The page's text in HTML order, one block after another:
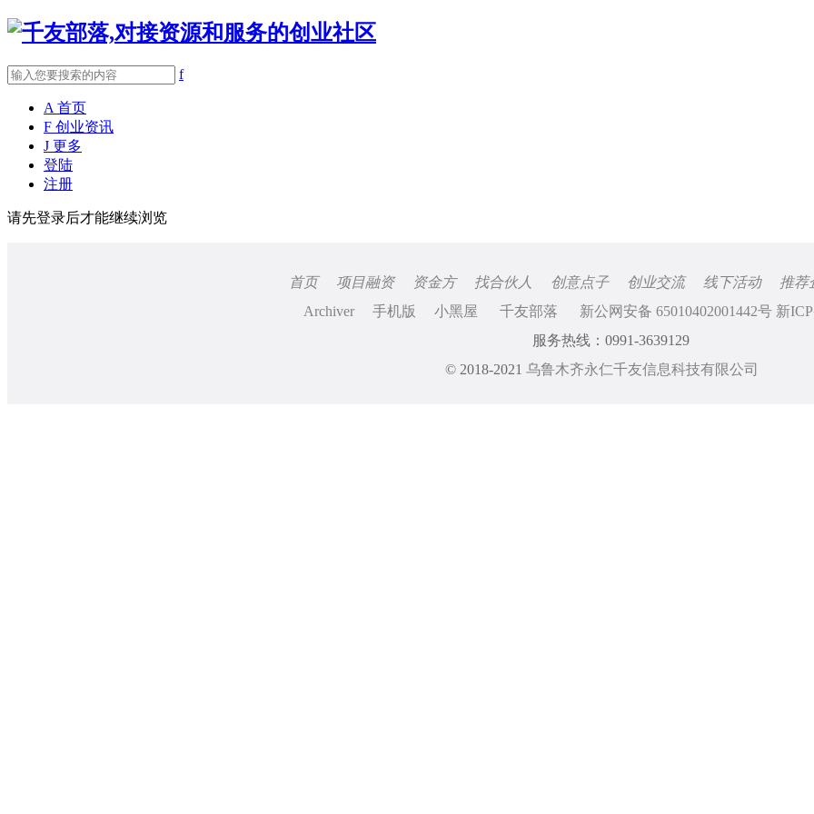
f
A 首页
F 创业资讯
J 更多
登陆
注册
请先登录后才能继续浏览
首页 项目融资 资金方 找合伙人 创意点子 创业交流 线下活动
推荐
Archiver
手机版 小黑屋 千友部落
新公网安备 65010402001442号 新
服务热线：0991-3639129
© 2018-2021 乌鲁木齐永仁千友信息科技有限公司